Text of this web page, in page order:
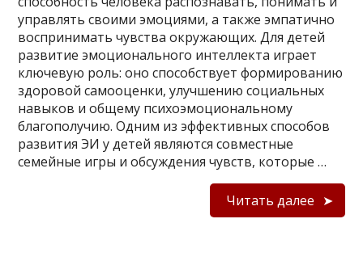
управлять своими эмоциями, а также эмпатично
воспринимать чувства окружающих. Для детей
развитие эмоционального интеллекта играет
ключевую роль: оно способствует формированию
здоровой самооценки, улучшению социальных
навыков и общему психоэмоциональному
благополучию. Одним из эффективных способов
развития ЭИ у детей являются совместные
семейные игры и обсуждения чувств, которые …
Читать далее